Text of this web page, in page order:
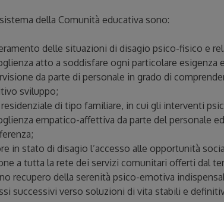
della Comunità educativa sono:
delle situazioni di disagio psico-fisico e
atto a soddisfare ogni particolare esigenza
da parte di personale in grado di
sviluppo;
di tipo familiare, in cui gli interventi
empatico-affettiva da parte del personale
in stato di disagio l’accesso alle opportunità
a tutta la rete dei servizi comunitari offerti dal
recupero della serenità psico-emotiva
successivi verso soluzioni di vita stabili e